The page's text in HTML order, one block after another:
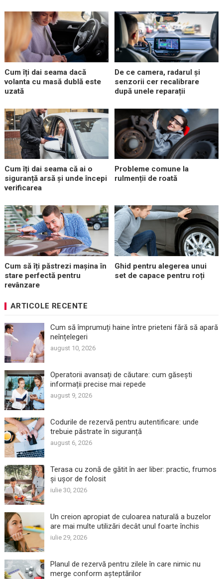
Cum îți dai seama dacă
volanta cu masă dublă este
uzată
De ce camera, radarul și
senzorii cer recalibrare
după unele reparații
Cum îți dai seama că ai o
siguranță arsă și unde începi
verificarea
Probleme comune la
rulmenții de roată
Cum să îți păstrezi mașina în
stare perfectă pentru
revânzare
Ghid pentru alegerea unui
set de capace pentru roți
ARTICOLE RECENTE
Cum să împrumuți haine între prieteni fără să apară
neînțelegeri
august 10, 2026
Operatorii avansați de căutare: cum găsești
informații precise mai repede
august 9, 2026
Codurile de rezervă pentru autentificare: unde
trebuie păstrate în siguranță
august 6, 2026
Terasa cu zonă de gătit în aer liber: practic, frumos
și ușor de folosit
iulie 30, 2026
Un creion apropiat de culoarea naturală a buzelor
are mai multe utilizări decât unul foarte închis
iulie 29, 2026
Planul de rezervă pentru zilele în care nimic nu
merge conform așteptărilor